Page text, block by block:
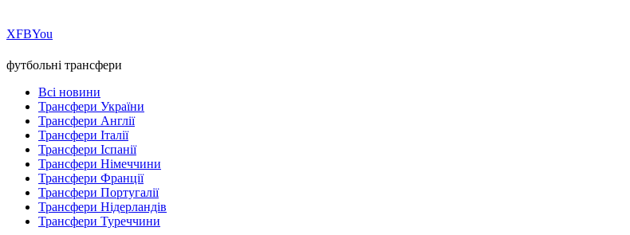
ХFBYou
футбольні трансфери
Всі новини
Трансфери України
Трансфери Англії
Трансфери Італії
Трансфери Іспанії
Трансфери Німеччини
Трансфери Франції
Трансфери Португалії
Трансфери Нідерландів
Трансфери Туреччини